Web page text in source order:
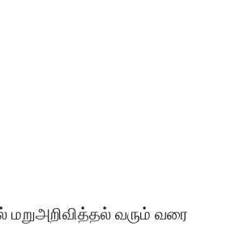
மறுஅறிவித்தல் வரும் வரை